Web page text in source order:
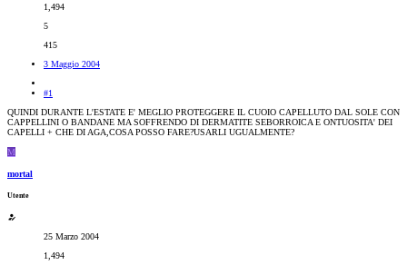
1,494
5
415
3 Maggio 2004
#1
QUINDI DURANTE L'ESTATE E' MEGLIO PROTEGGERE IL CUOIO CAPELLUTO DAL SOLE CON
CAPPELLINI O BANDANE MA SOFFRENDO DI DERMATITE SEBORROICA E ONTUOSITA' DEI
CAPELLI + CHE DI AGA,COSA POSSO FARE?USARLI UGUALMENTE?
M
mortal
Utente
25 Marzo 2004
1,494